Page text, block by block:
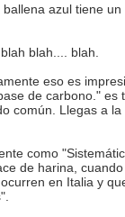
azul tiene
blah.... blah.
eso es
de carbono." es
común. Llegas a
como
de harina, cuando
en Italia y